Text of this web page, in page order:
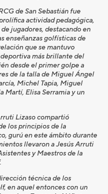
de San Sebastián fue
actividad pedagógica,
jugadores, destacando en
enseñanzas golfísticas de
que se mantuvo
más brillante del
desde el primer golpe a
de la talla de Miguel Ángel
Michel Tapia, Miguel
Martí, Elisa Serramia y un
Lizaso compartió
los principios de la
gurú en este ámbito durante
llevaron a Jesús Arruti
y Maestros de la
técnica de los
en aquel entonces con un